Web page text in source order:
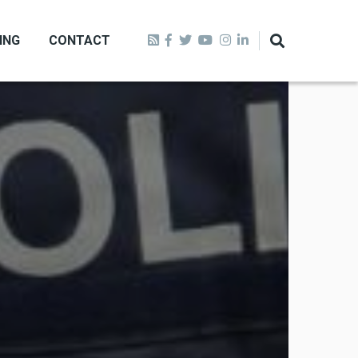
CONTACT